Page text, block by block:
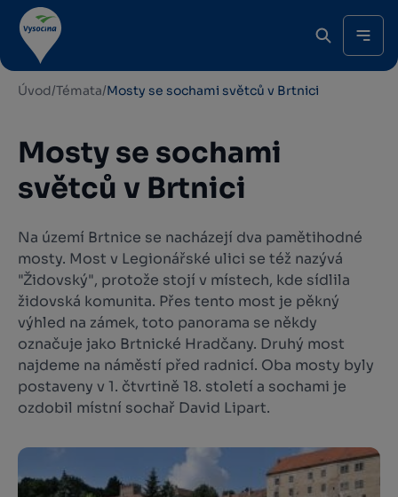
Úvod/Témata/Mosty se sochami světců v Brtnici
Mosty se sochami
světců v Brtnici
Na území Brtnice se nacházejí dva pamětihodné
mosty. Most v Legionářské ulici se též nazývá
"Židovský", protože stojí v místech, kde sídlila
židovská komunita. Přes tento most je pěkný
výhled na zámek, toto panorama se někdy
označuje jako Brtnické Hradčany. Druhý most
najdeme na náměstí před radnicí. Oba mosty byly
postaveny v 1. čtvrtině 18. století a sochami je
ozdobil místní sochař David Lipart.